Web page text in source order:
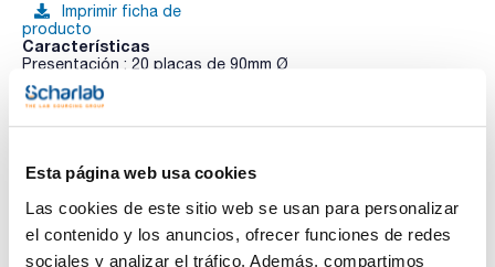
Esta página web usa cookies
Las cookies de este sitio web se usan para personalizar
el contenido y los anuncios, ofrecer funciones de redes
sociales y analizar el tráfico. Además, compartimos
Imprimir ficha de
producto
Características
Presentación : 20 placas de 90mm Ø
Tipo de envase : pileta
AOAC / APHA / BAM / COMPF / ISO
especialmente Shigella spp. y Salmonella spp. en alimentos y
piensos, de acuerdo con las normativas ISO 6579 y 21567.
Ver más
Documentación técnica